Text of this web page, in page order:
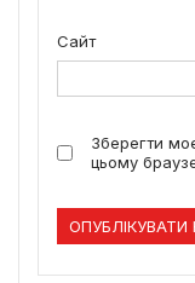
Сайт
Зберегти
цьому